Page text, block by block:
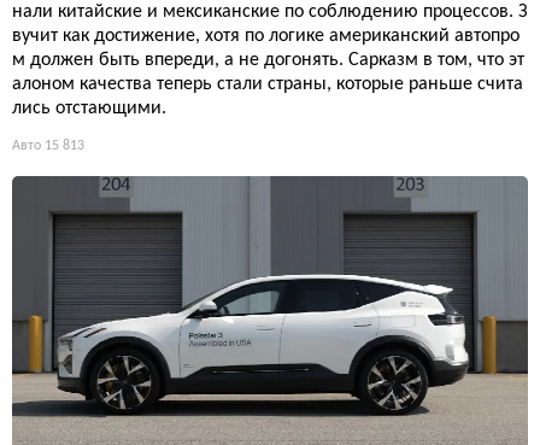
нали китайские и мексиканские по соблюдению процессов. З
вучит как достижение, хотя по логике американский автопро
м должен быть впереди, а не догонять. Сарказм в том, что эт
алоном качества теперь стали страны, которые раньше счита
лись отстающими.
Авто 15 813